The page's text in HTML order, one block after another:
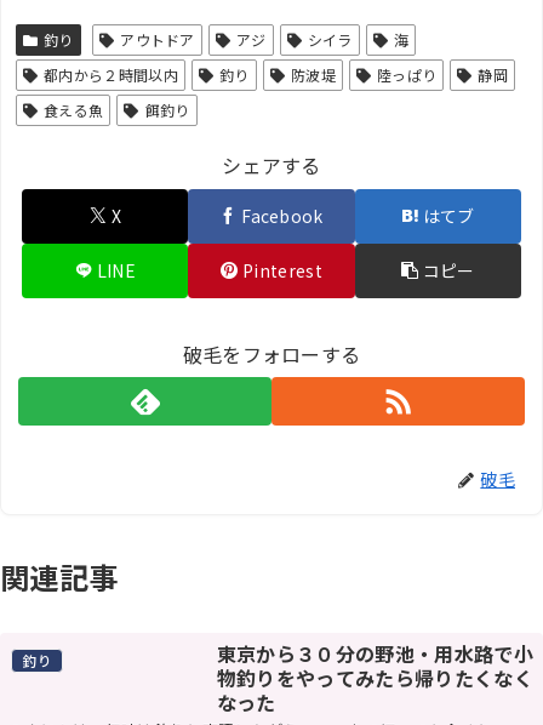
釣り アウトドア アジ シイラ
海
都内から２時間以内
釣り 防波堤 陸っぱり
静岡
食える魚
餌釣り
シェアする
X Facebook はてブ
LINE Pinterest コピー
破毛をフォローする
破毛
関連記事
釣り
東京から３０分の野池・用水路で小
物釣りをやってみたら帰りたくなく
なった